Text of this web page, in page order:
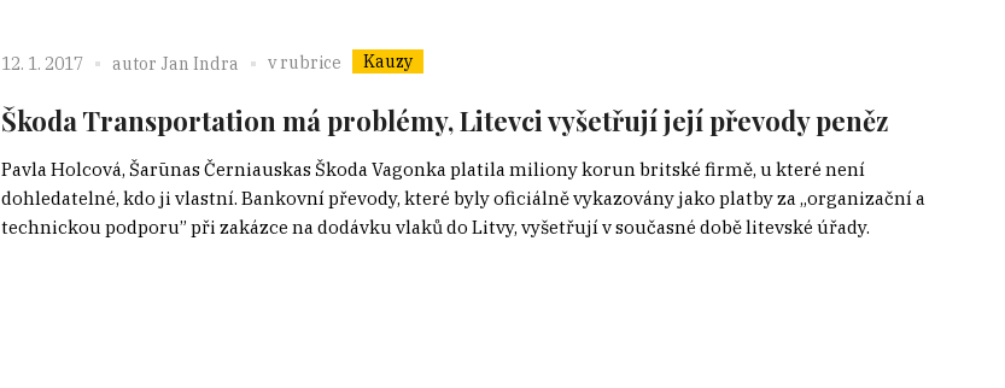
12. 1. 2017 autor Jan Indra v rubrice Kauzy
Škoda Transportation má problémy, Litevci vyšetřují její převody peněz
Pavla Holcová, Šarūnas Černiauskas Škoda Vagonka platila miliony korun britské firmě, u které není
dohledatelné, kdo ji vlastní. Bankovní převody, které byly oficiálně vykazovány jako platby za „organizační a
technickou podporu” při zakázce na dodávku vlaků do Litvy, vyšetřují v současné době litevské úřady.